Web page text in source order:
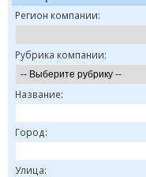
Регион компании:
Рубрика компании:
Название:
Город:
Улица: